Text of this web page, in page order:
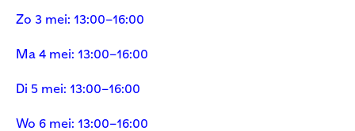
Zo 3 mei: 13:00–16:00
Ma 4 mei: 13:00–16:00
Di 5 mei: 13:00–16:00
Wo 6 mei: 13:00–16:00